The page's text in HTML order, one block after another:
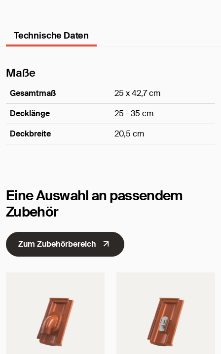
Technische Daten
Maße
Gesamtmaß
25 x 42,7 cm
Decklänge
25 - 35 cm
Deckbreite
20,5 cm
Eine Auswahl an passendem
Zubehör
Zum Zubehörbereich